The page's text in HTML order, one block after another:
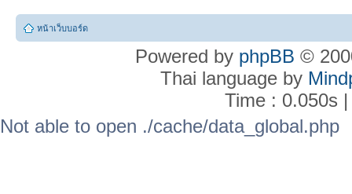
หน้าเว็บบอร์ด
Powered by phpBB ©
Thai language by
Time : 0.050s
Not able to open ./cache/data_global.php